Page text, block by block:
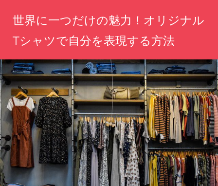
ツ
へ
ス
キ
ッ
プ
世界に一つだけの魅力！オリジナル
Tシャツで自分を表現する方法
な
た
の
個
性
を
T
シ
ャ
で
自